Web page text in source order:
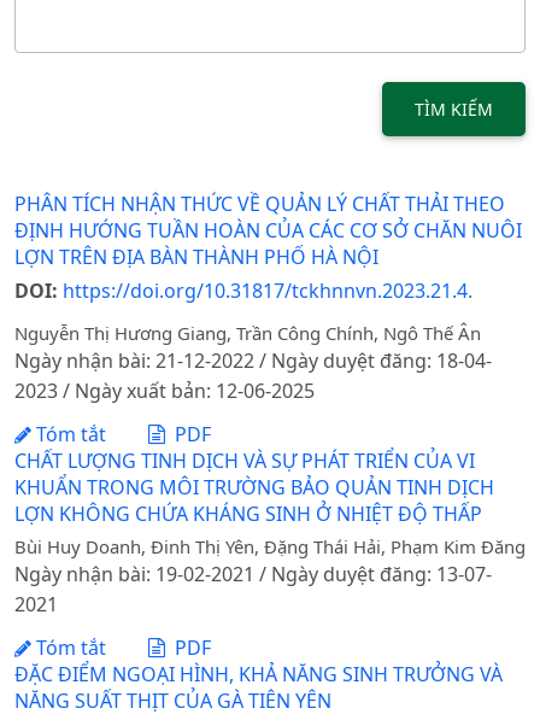
TÌM KIẾM
PHÂN TÍCH NHẬN THỨC VỀ QUẢN LÝ CHẤT THẢI THEO
ĐỊNH HƯỚNG TUẦN HOÀN CỦA CÁC CƠ SỞ CHĂN NUÔI
LỢN TRÊN ĐỊA BÀN THÀNH PHỐ HÀ NỘI
DOI: https://doi.org/10.31817/tckhnnvn.2023.21.4.
Nguyễn Thị Hương Giang, Trần Công Chính, Ngô Thế Ân
Ngày nhận bài: 21-12-2022 / Ngày duyệt đăng: 18-04-
2023 / Ngày xuất bản: 12-06-2025
Tóm tắt
PDF
CHẤT LƯỢNG TINH DỊCH VÀ SỰ PHÁT TRIỂN CỦA VI
KHUẨN TRONG MÔI TRƯỜNG BẢO QUẢN TINH DỊCH
LỢN KHÔNG CHỨA KHÁNG SINH Ở NHIỆT ĐỘ THẤP
Bùi Huy Doanh, Đinh Thị Yên, Đặng Thái Hải, Phạm Kim Đăng
Ngày nhận bài: 19-02-2021 / Ngày duyệt đăng: 13-07-
2021
Tóm tắt
PDF
ĐẶC ĐIỂM NGOẠI HÌNH, KHẢ NĂNG SINH TRƯỞNG VÀ
NĂNG SUẤT THỊT CỦA GÀ TIÊN YÊN